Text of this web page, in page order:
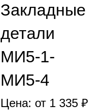
Закладные
детали
МИ5-1-
МИ5-4
Цена: от 1 335 ₽